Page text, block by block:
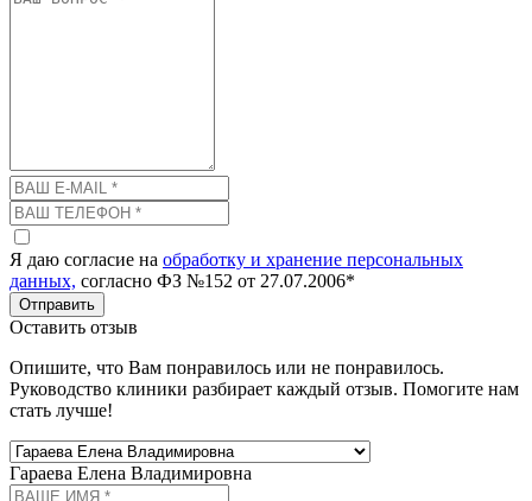
Я даю согласие на обработку и хранение персональных
данных, согласно ФЗ №152 от 27.07.2006*
Отправить
Оставить отзыв
Опишите, что Вам понравилось или не понравилось.
Руководство клиники разбирает каждый отзыв. Помогите нам
стать лучше!
Гараева Елена Владимировна